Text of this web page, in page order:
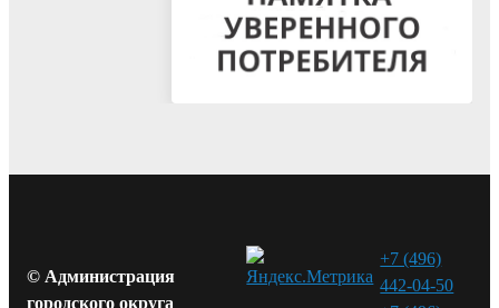
© Администрация
городского округа
+7 (496)
442-04-50